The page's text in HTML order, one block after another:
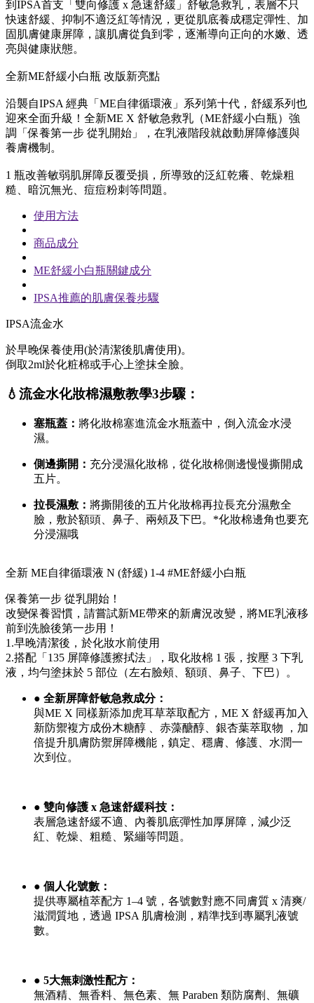
到IPSA首支「雙向修護 x 急速舒緩」舒敏急救乳，表層不只
快速舒緩、抑制不適泛紅等情況，更從肌底養成穩定彈性、加
固肌膚健康屏障，讓肌膚從負到零，逐漸導向正向的水嫩、透
亮與健康狀態。
全新ME舒緩小白瓶 改版新亮點
沿襲自IPSA 經典「ME自律循環液」系列第十代，舒緩系列也
迎來全面升級！全新ME X 舒敏急救乳（ME舒緩小白瓶）強
調「保養第一步 從乳開始」，在乳液階段就啟動屏障修護與
養膚機制。
1 瓶改善敏弱肌屏障反覆受損，所導致的泛紅乾癢、乾燥粗
糙、暗沉無光、痘痘粉刺等問題。
使用方法
商品成分
ME舒緩小白瓶關鍵成分
IPSA推薦的肌膚保養步驟
IPSA流金水
於早晚保養使用(於清潔後肌膚使用)。
倒取2ml於化粧棉或手心上塗抹全臉。
💧流金水化妝棉濕敷教學3步驟：
塞瓶蓋： 將化妝棉塞進流金水瓶蓋中，倒入流金水浸
濕。
側邊撕開： 充分浸濕化妝棉，從化妝棉側邊慢慢撕開成
五片。
拉長濕敷： 將撕開後的五片化妝棉再拉長充分濕敷全
臉，敷於額頭、鼻子、兩頰及下巴。*化妝棉邊角也要充
分浸濕哦
全新 ME自律循環液 N (舒緩) 1-4 #ME舒緩小白瓶
保養第一步 從乳開始！
改變保養習慣，請嘗試新ME帶來的新膚況改變，將ME乳液移
前到洗臉後第一步用！
1.早晚清潔後，於化妝水前使用
2.搭配「135 屏障修護擦拭法」，取化妝棉 1 張，按壓 3 下乳
液，均勻塗抹於 5 部位（左右臉頰、額頭、鼻子、下巴）。
● 全新屏障舒敏急救成分：
與ME X 同樣新添加虎耳草萃取配方，ME X 舒緩再加入
新防禦複方成份木糖醇 、赤藻醣醇、銀杏葉萃取物 ，加
倍提升肌膚防禦屏障機能，鎮定、穩膚、修護、水潤一
次到位。
● 雙向修護 x 急速舒緩科技：
表層急速舒緩不適、內養肌底彈性加厚屏障，減少泛
紅、乾燥、粗糙、緊繃等問題。
● 個人化號數：
提供專屬植萃配方 1–4 號，各號數對應不同膚質 x 清爽/
滋潤質地，透過 IPSA 肌膚檢測，精準找到專屬乳液號
數。
● 5大無刺激性配方：
無酒精、無香料、無色素、無 Paraben 類防腐劑、無礦